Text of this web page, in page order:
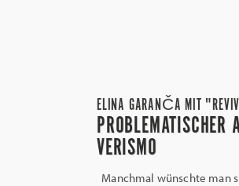
ELINA GARANČA MIT
PROBLEMATISCHER
VERISMO
Manchmal wünschte man